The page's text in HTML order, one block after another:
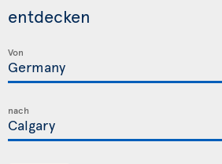
entdecken
Von
nach